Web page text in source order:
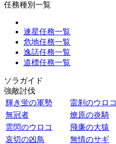
任務種別一覧
連星任務一覧
危地任務一覧
逸話任務一覧
道標任務一覧
ソラガイド
強敵討伐
輝き蛍の軍勢
雷刹のウロコ
無冠者
燎原の炎騎
雲閃のウロコ
飛廉の大猿
哀切の凶鳥
無情のサギ